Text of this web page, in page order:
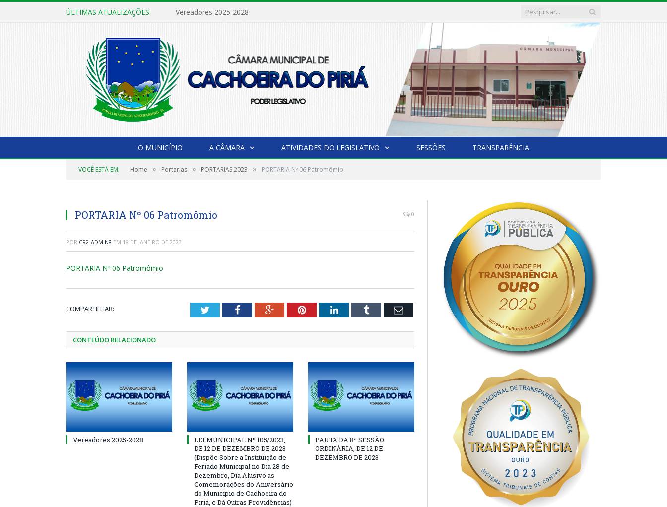
ÚLTIMAS ATUALIZAÇÕES: Vereadores 2025-2028
O MUNICÍPIO A CÂMARA ATIVIDADES DO LEGISLATIVO SESSÕES TRANSPARÊNCIA
VOCÊ ESTÁ EM: Home » Portarias » PORTARIAS 2023 » PORTARIA Nº 06 Patromômio
PORTARIA Nº 06 Patromômio 0
POR CR2-ADMIN8 EM 18 DE JANEIRO DE 2023
PORTARIA Nº 06 Patromômio
COMPARTILHAR: TwitterFacebookGoogle+PinterestLinkedInTumblr Email
CONTEÚDO RELACIONADO
Vereadores 2025-2028
LEI MUNICIPAL Nº 105/2023,
DE 12 DE DEZEMBRO DE 2023
(Dispõe Sobre a Instituição de
Feriado Municipal no Dia 28 de
Dezembro, Dia Alusivo as
Comemorações do Aniversário
do Município de Cachoeira do
Piriá, e Dá Outras Providências)
PAUTA DA 8ª SESSÃO
ORDINÁRIA, DE 12 DE
DEZEMBRO DE 2023